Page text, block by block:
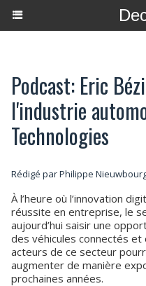
Podcast: Eric
l'industrie
Technologies
Rédigé parPhilippe
À l’heure où l’innovation
réussite en entreprise, le
aujourd’hui saisir une
des véhicules connectés
acteurs de ce secteur
augmenter de manière
prochaines années.